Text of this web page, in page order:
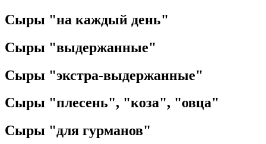
Сыры "на каждый день"
Сыры "выдержанные"
Сыры "экстра-выдержанные"
Сыры "плесень", "коза", "овца"
Сыры "для гурманов"